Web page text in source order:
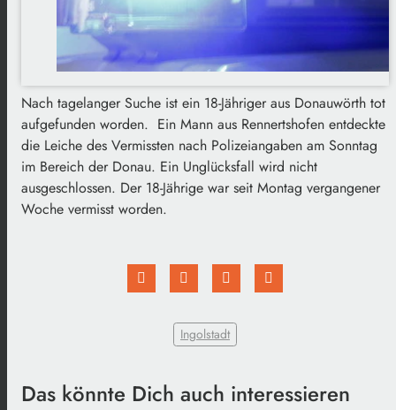
Nach tagelanger Suche ist ein 18-Jähriger aus Donauwörth tot
aufgefunden worden. Ein Mann aus Rennertshofen entdeckte
die Leiche des Vermissten nach Polizeiangaben am Sonntag
im Bereich der Donau. Ein Unglücksfall wird nicht
ausgeschlossen. Der 18-Jährige war seit Montag vergangener
Woche vermisst worden.
Ingolstadt
Das könnte Dich auch interessieren